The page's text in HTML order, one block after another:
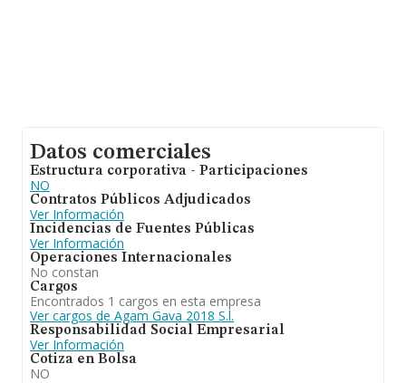
Datos comerciales
Estructura corporativa - Participaciones
NO
Contratos Públicos Adjudicados
Ver Información
Incidencias de Fuentes Públicas
Ver Información
Operaciones Internacionales
No constan
Cargos
Encontrados 1 cargos en esta empresa
Ver cargos de Agam Gava 2018 S.l.
Responsabilidad Social Empresarial
Ver Información
Cotiza en Bolsa
NO